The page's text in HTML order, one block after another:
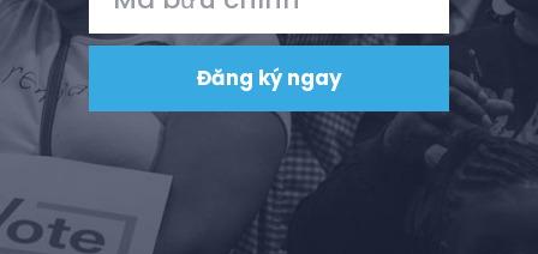
Bữa tiệc của bạn
Hoạt động
Vote
Quyên tặng